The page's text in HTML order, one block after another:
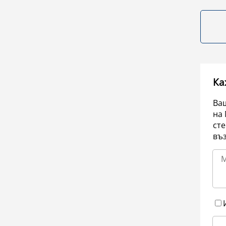
на